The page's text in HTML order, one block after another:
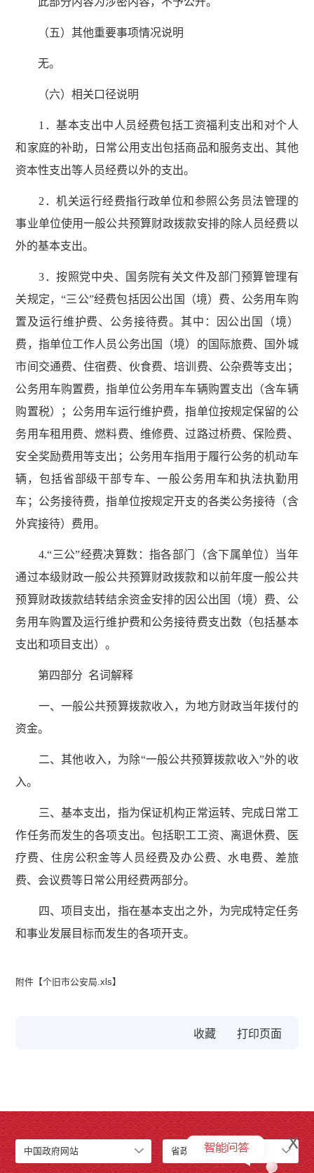
（五）其他重要事项情况说明
无。
（六）相关口径说明
1．基本支出中人员经费包括工资福利支出和对个人
和家庭的补助，日常公用支出包括商品和服务支出、其他
资本性支出等人员经费以外的支出。
2．机关运行经费指行政单位和参照公务员法管理的
事业单位使用一般公共预算财政拨款安排的除人员经费以
外的基本支出。
3．按照党中央、国务院有关文件及部门预算管理有
关规定，“三公”经费包括因公出国（境）费、公务用车购
置及运行维护费、公务接待费。其中：因公出国（境）
费，指单位工作人员公务出国（境）的国际旅费、国外城
市间交通费、住宿费、伙食费、培训费、公杂费等支出；
公务用车购置费，指单位公务用车车辆购置支出（含车辆
购置税）；公务用车运行维护费，指单位按规定保留的公
务用车租用费、燃料费、维修费、过路过桥费、保险费、
安全奖励费用等支出；公务用车指用于履行公务的机动车
辆，包括省部级干部专车、一般公务用车和执法执勤用
车；公务接待费，指单位按规定开支的各类公务接待（含
外宾接待）费用。
4.“三公”经费决算数：指各部门（含下属单位）当年
通过本级财政一般公共预算财政拨款和以前年度一般公共
预算财政拨款结转结余资金安排的因公出国（境）费、公
务用车购置及运行维护费和公务接待费支出数（包括基本
支出和项目支出）。
第四部分 名词解释
一、一般公共预算拨款收入，为地方财政当年拨付的
资金。
二、其他收入，为除“一般公共预算拨款收入”外的收
入。
三、基本支出，指为保证机构正常运转、完成日常工
作任务而发生的各项支出。包括职工工资、离退休费、医
疗费、住房公积金等人员经费及办公费、水电费、差旅
费、会议费等日常公用经费两部分。
四、项目支出，指在基本支出之外，为完成特定任务
和事业发展目标而发生的各项开支。
附件【个旧市公安局.xls】
收藏
中国政府网站 省政府网站 x